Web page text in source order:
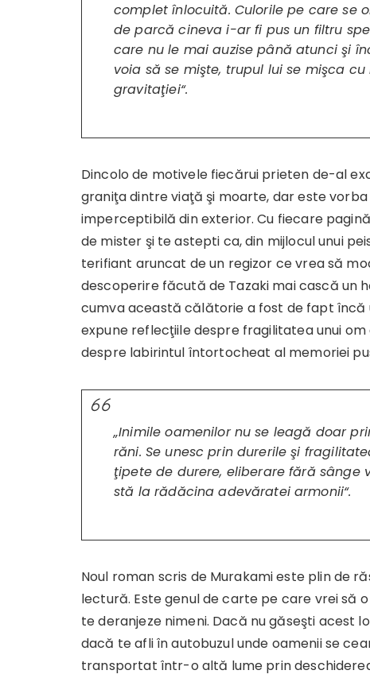
complet înlocuită. Culorile pe care se
de parcă cineva i-ar fi pus un filtru
care nu le mai auzise până atunci şi
voia să se mişte, trupul lui se mişca
gravitaţiei“.
Dincolo de motivele fiecărui prieten de-al
graniţa dintre viaţă şi moarte, dar este
imperceptibilă din exterior. Cu fiecare
de mister şi te astepti ca, din mijlocul unui
terifiant aruncat de un regizor ce vrea să
descoperire făcută de Tazaki mai cască un
cumva această călătorie a fost de fapt
expune reflecţiile despre fragilitatea unui
despre labirintul întortocheat al memoriei
„Inimile oamenilor nu se leagă doar
răni. Se unesc prin durerile şi
ţipete de durere, eliberare fără
stă la rădăcina adevăratei armonii“.
Noul roman scris de Murakami este plin de
lectură. Este genul de carte pe care vrei să
te deranjeze nimeni. Dacă nu găseşti acest
dacă te afli în autobuzul unde oamenii se
transportat într-o altă lume prin